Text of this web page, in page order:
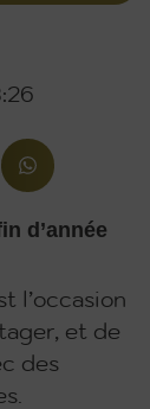
d’année
l’occasion
et de
des